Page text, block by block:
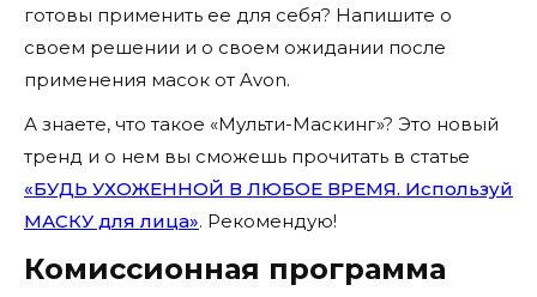
готовы применить ее для себя? Напишите о
своем решении и о своем ожидании после
применения масок от Avon.
А знаете, что такое «Мульти-Маскинг»? Это новый
тренд и о нем вы сможешь прочитать в статье
«БУДЬ УХОЖЕННОЙ В ЛЮБОЕ ВРЕМЯ. Используй
МАСКУ для лица». Рекомендую!
Комиссионная программа